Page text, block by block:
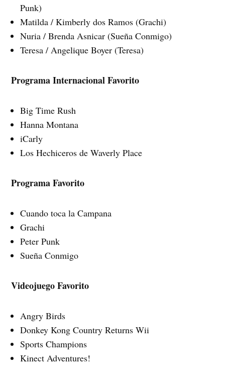
Punk)
Matilda / Kimberly dos Ramos (Grachi)
Nuria / Brenda Asnicar (Sueña Conmigo)
Teresa / Angelique Boyer (Teresa)
Programa Internacional Favorito
Big Time Rush
Hanna Montana
iCarly
Los Hechiceros de Waverly Place
Programa Favorito
Cuando toca la Campana
Grachi
Peter Punk
Sueña Conmigo
Videojuego Favorito
Angry Birds
Donkey Kong Country Returns Wii
Sports Champions
Kinect Adventures!